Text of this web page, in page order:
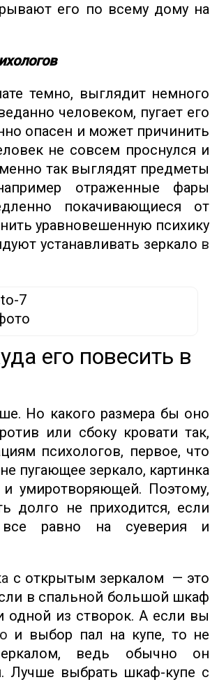
его по всему дому на
темно, выглядит немного
человеком, пугает его
опасен и может причинить
не совсем проснулся и
так выглядят предметы
отраженные фары
покачивающиеся от
уравновешенную психику
устанавливать зеркало в
его повесить в
Но какого размера бы оно
или сбоку кровати так,
психологов, первое, что
пугающее зеркало, картинка
умиротворяющей. Поэтому,
долго не приходится, если
равно на суеверия и
с открытым зеркалом — это
в спальной большой шкаф
одной из створок. А если вы
и выбор пал на купе, то не
ведь обычно он
Лучше выбрать шкаф-купе с